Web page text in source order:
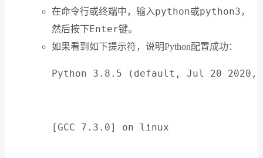
在命令行或终端中，输入python或python3，
然后按下Enter键。
如果看到如下提示符，说明Python配置成功：
Python 3.8.5 (default, Jul 20 2020,
[GCC 7.3.0] on linux